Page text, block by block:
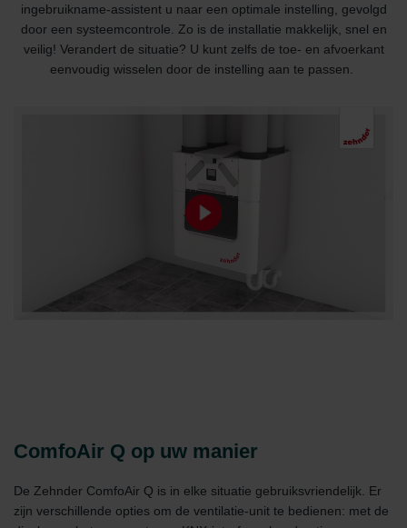
ingebruikname-assistent u naar een optimale instelling, gevolgd
door een systeemcontrole. Zo is de installatie makkelijk, snel en
veilig! Verandert de situatie? U kunt zelfs de toe- en afvoerkant
eenvoudig wisselen door de instelling aan te passen.
ComfoAir Q op uw manier
De Zehnder ComfoAir Q is in elke situatie gebruiksvriendelijk. Er
zijn verschillende opties om de ventilatie-unit te bedienen: met de